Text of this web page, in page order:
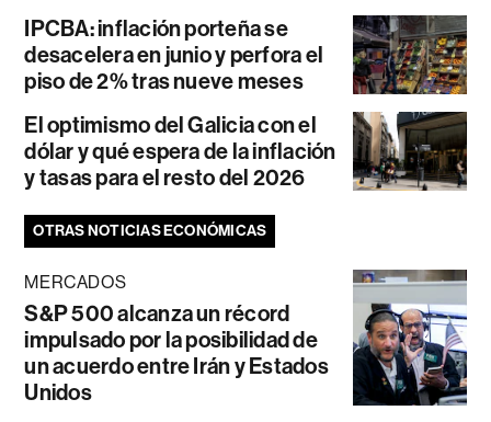
IPCBA: inflación porteña se
desacelera en junio y perfora el
piso de 2% tras nueve meses
El optimismo del Galicia con el
dólar y qué espera de la inflación
y tasas para el resto del 2026
OTRAS NOTICIAS ECONÓMICAS
MERCADOS
S&P 500 alcanza un récord
impulsado por la posibilidad de
un acuerdo entre Irán y Estados
Unidos